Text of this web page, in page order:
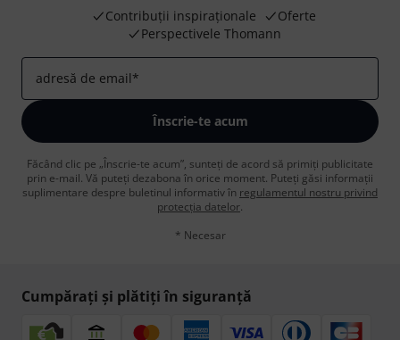
Contribuții inspiraționale
Oferte
Perspectivele Thomann
adresă de email*
Înscrie-te acum
Făcând clic pe „Înscrie-te acum”, sunteți de acord să primiți publicitate
prin e-mail. Vă puteți dezabona în orice moment. Puteți găsi informații
suplimentare despre buletinul informativ în regulamentul nostru privind
protecția datelor.
* Necesar
Cumpărați și plătiți în siguranță